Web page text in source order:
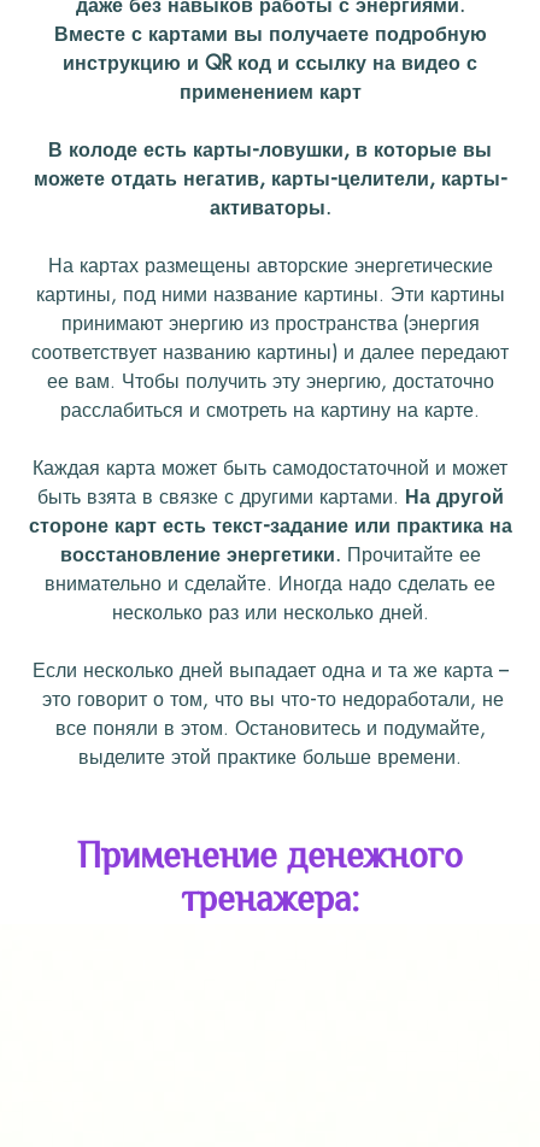
даже без навыков работы с энергиями.
Вместе с картами вы получаете подробную
инструкцию и QR код и ссылку на видео с
применением карт
В колоде есть карты-ловушки, в которые вы
можете отдать негатив, карты-целители, карты-
активаторы.
На картах размещены авторские энергетические
картины, под ними название картины. Эти картины
принимают энергию из пространства (энергия
соответствует названию картины) и далее передают
ее вам. Чтобы получить эту энергию, достаточно
расслабиться и смотреть на картину на карте.
Каждая карта может быть самодостаточной и может
быть взята в связке с другими картами. На другой
стороне карт есть текст-задание или практика на
восстановление энергетики. Прочитайте ее
внимательно и сделайте. Иногда надо сделать ее
несколько раз или несколько дней.
Если несколько дней выпадает одна и та же карта –
это говорит о том, что вы что-то недоработали, не
все поняли в этом. Остановитесь и подумайте,
выделите этой практике больше времени.
Применение денежного
тренажера: